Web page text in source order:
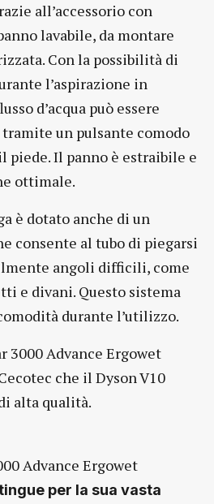
all’accessorio con
lavabile, da montare
Con la possibilità di
l’aspirazione in
d’acqua può essere
un pulsante comodo
piede. Il panno è estraibile e
ottimale.
è dotato anche di un
consente al tubo di piegarsi
angoli difficili, come
e divani. Questo sistema
durante l’utilizzo.
3000 Advance Ergowet
che il Dyson V10
alta qualità.
Advance Ergowet
per la sua vasta